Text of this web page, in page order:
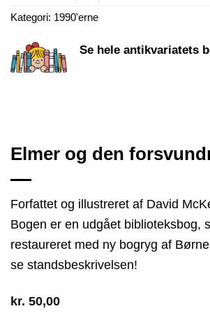
Kategori: 1990'erne
Se hele antikvariatets
Elmer og den
Forfattet og illustreret af David
Bogen er en udgået biblioteksbog,
restaureret med ny bogryg af
se standsbeskrivelsen!
kr. 50,00